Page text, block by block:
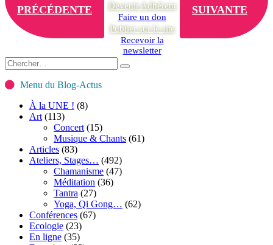
PRÉCÉDENTE
SUIVANTE
Devenir Adhérent
Faire un don
Publier sur le site
Recevoir la
newsletter
Menu du Blog-Actus
À la UNE ! (8)
Art(113)
Concert(15)
Musique & Chants (61)
Articles (83)
Ateliers, Stages… (492)
Chamanisme (47)
Méditation (36)
Tantra (27)
Yoga, Qi Gong… (62)
Conférences (67)
Ecologie (23)
En ligne (35)